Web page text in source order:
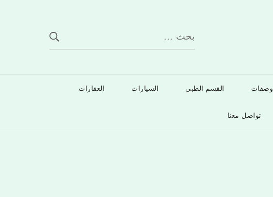
البحث
عن:
وصفات القسم الطبي السيارات العقارات
تواصل معنا